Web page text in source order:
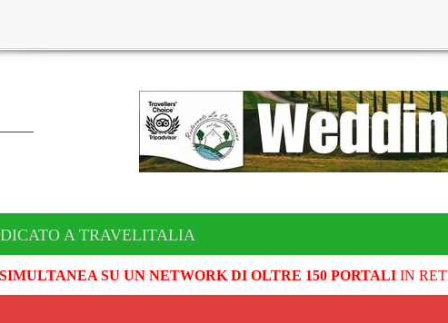
A TRAVELITALIA
SIMULTANEA SU UN NETWORK DI OLTRE 150 PORTALIIN